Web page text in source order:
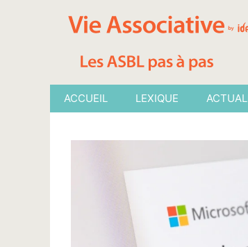
ACCUEIL LEXIQUE